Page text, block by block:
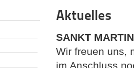
Aktuelles
SANKT
Wir freuen uns,
im Anschluss